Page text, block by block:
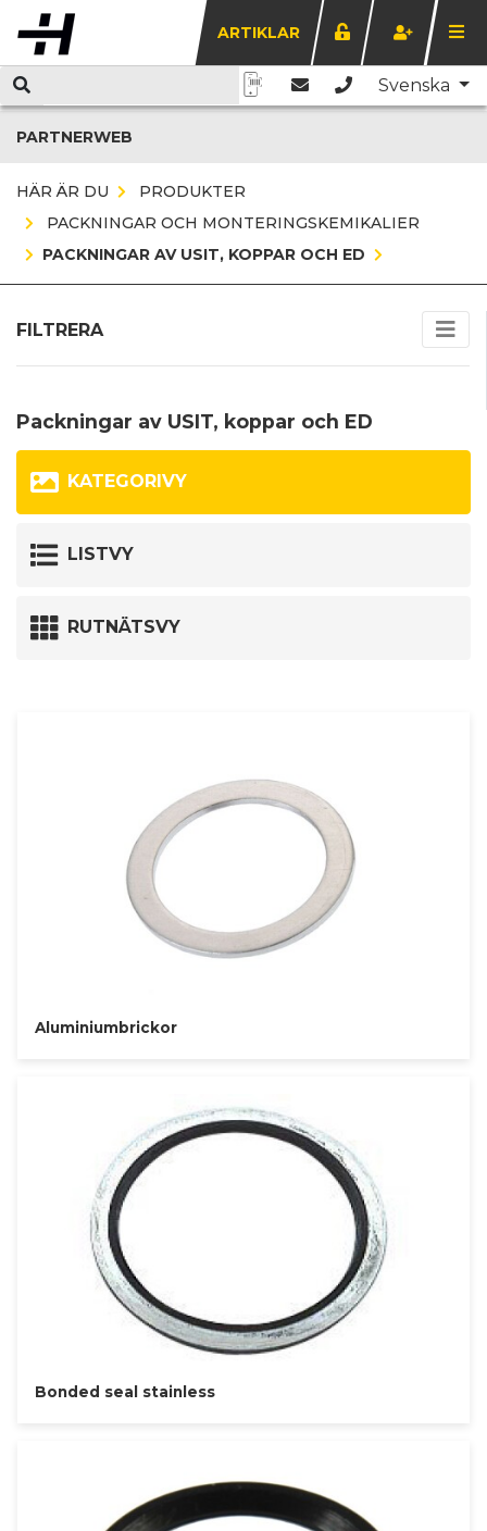
ARTIKLAR
Svenska
PARTNERWEB
HÄR ÄR DU
PRODUKTER
PACKNINGAR OCH MONTERINGSKEMIKALIER
PACKNINGAR AV USIT, KOPPAR OCH ED
FILTRERA
Packningar av USIT, koppar och ED
KATEGORIVY
LISTVY
RUTNÄTSVY
Aluminiumbrickor
Bonded seal stainless